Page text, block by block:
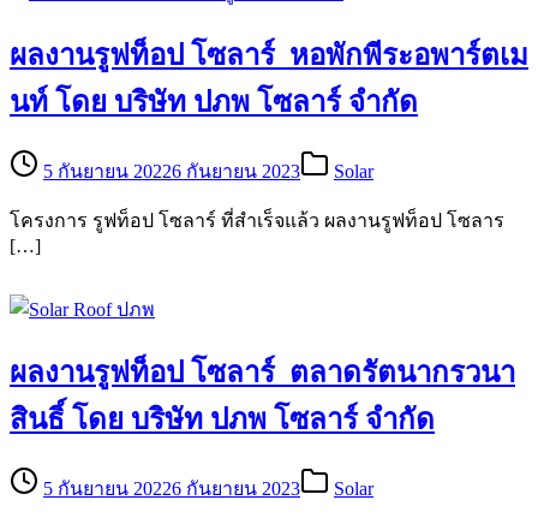
ผลงานรูฟท็อป โซลาร์ หอพักพีระอพาร์ตเม
นท์ โดย บริษัท ปภพ โซลาร์ จำกัด
5 กันยายน 20226 กันยายน 2023 Solar
โครงการ รูฟท็อป โซลาร์ ที่สำเร็จแล้ว ผลงานรูฟท็อป โซลาร
[…]
ผลงานรูฟท็อป โซลาร์ ตลาดรัตนากรวนา
สินธิ์ โดย บริษัท ปภพ โซลาร์ จำกัด
5 กันยายน 20226 กันยายน 2023 Solar